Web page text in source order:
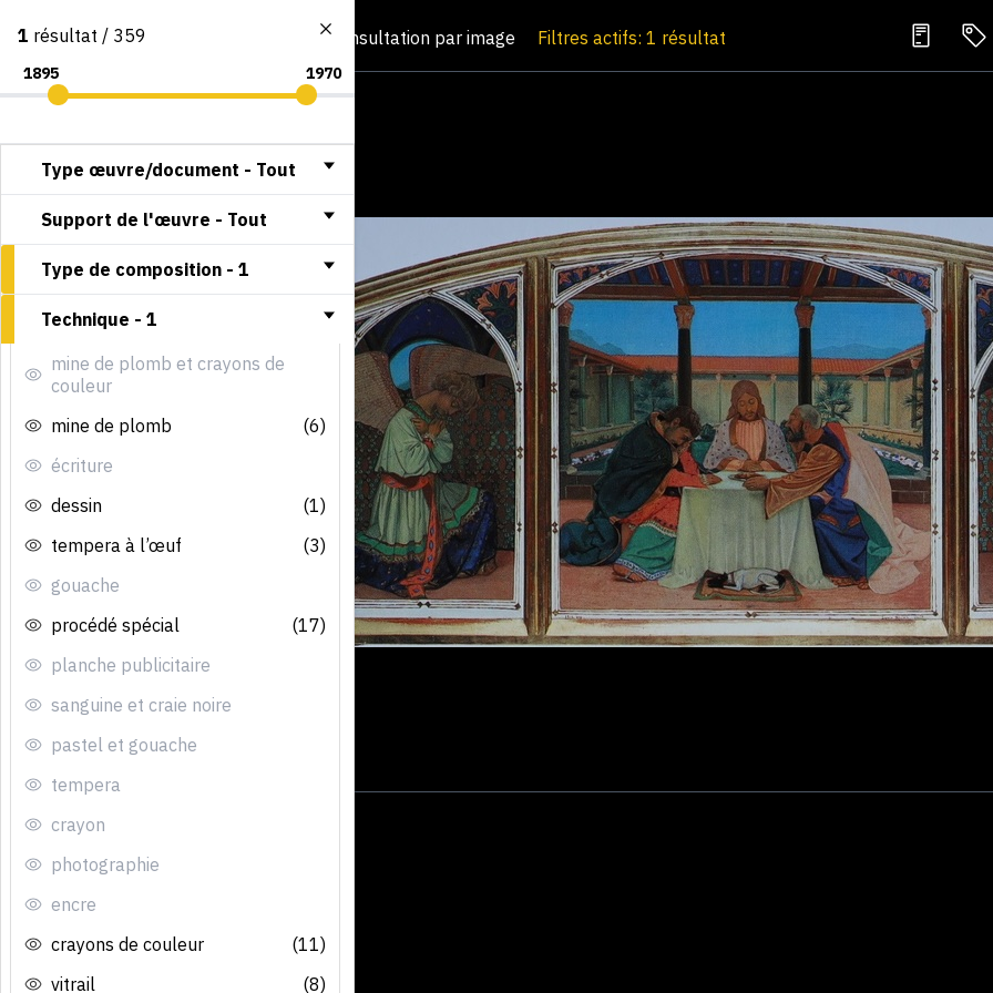
Consultation par image Filtres actifs: 1 résultat
1 résultat / 359
Type œuvre/document - Tout
Support de l'œuvre - Tout
Type de composition - 1
Technique - 1
mine de plomb et crayons de
couleur
mine de plomb
(6)
écriture
dessin
(1)
tempera à l’œuf
(3)
gouache
procédé spécial
(17)
planche publicitaire
sanguine et craie noire
pastel et gouache
tempera
crayon
photographie
encre
crayons de couleur
(11)
vitrail
(8)